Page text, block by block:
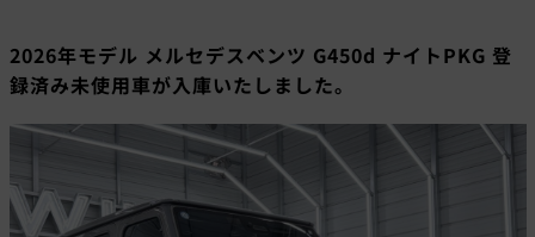
2026年モデル メルセデスベンツ G450d ナイトPKG 登
録済み未使用車が入庫いたしました。